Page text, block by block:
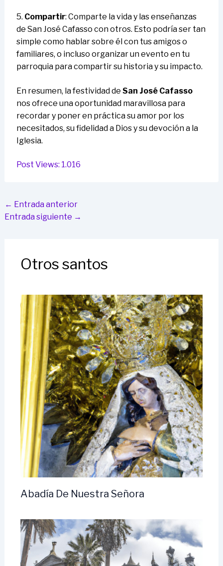
5. Compartir: Comparte la vida y las enseñanzas
de San José Cafasso con otros. Esto podría ser tan
simple como hablar sobre él con tus amigos o
familiares, o incluso organizar un evento en tu
parroquia para compartir su historia y su impacto.
En resumen, la festividad de San José Cafasso
nos ofrece una oportunidad maravillosa para
recordar y poner en práctica su amor por los
necesitados, su fidelidad a Dios y su devoción a la
Iglesia.
Post Views: 1.016
← Entrada anterior
Entrada siguiente →
Otros santos
Abadía De Nuestra Señora